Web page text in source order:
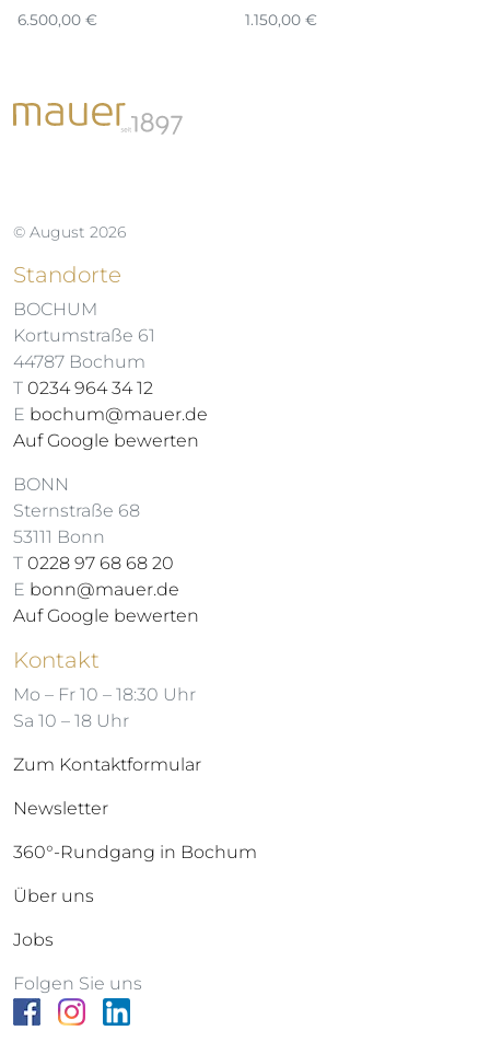
6.500,00 € 1.150,00 €
© August 2026
Standorte
BOCHUM
Kortumstraße 61
44787 Bochum
T 0234 964 34 12
E bochum@mauer.de
Auf Google bewerten
BONN
Sternstraße 68
53111 Bonn
T 0228 97 68 68 20
E bonn@mauer.de
Auf Google bewerten
Kontakt
Mo – Fr 10 – 18:30 Uhr
Sa 10 – 18 Uhr
Zum Kontaktformular
Newsletter
360°-Rundgang in Bochum
Über uns
Jobs
Folgen Sie uns